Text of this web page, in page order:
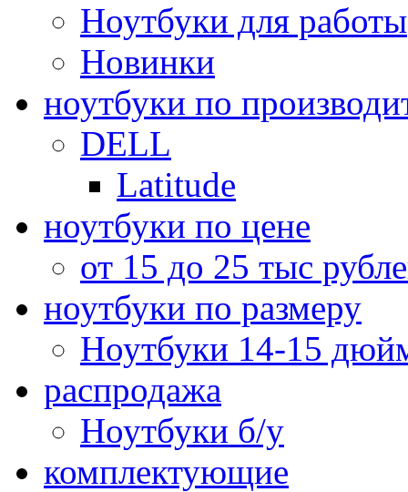
Ноутбуки для работы
Новинки
ноутбуки по
DELL
Latitude
ноутбуки по цене
от 15 до 25 тыс
ноутбуки по размеру
Ноутбуки 14-15
распродажа
Ноутбуки б/у
комплектующие